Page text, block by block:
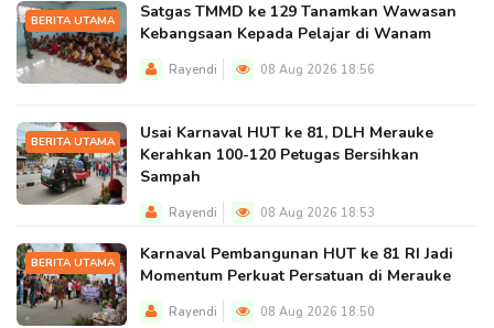
BERITA UTAMA
Satgas TMMD ke 129 Tanamkan Wawasan
Kebangsaan Kepada Pelajar di Wanam
Rayendi 08 Aug 2026 18:56
BERITA UTAMA
Usai Karnaval HUT ke 81, DLH Merauke
Kerahkan 100-120 Petugas Bersihkan
Sampah
Rayendi 08 Aug 2026 18:53
BERITA UTAMA
Karnaval Pembangunan HUT ke 81 RI Jadi
Momentum Perkuat Persatuan di Merauke
Rayendi 08 Aug 2026 18:50